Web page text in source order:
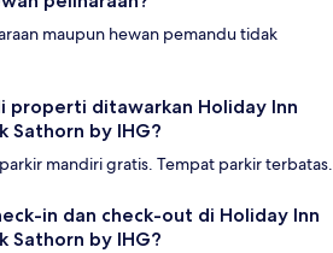
maupun hewan pemandu tidak
properti ditawarkan Holiday Inn
Sathorn by IHG?
mandiri gratis. Tempat parkir terbatas.
in dan check-out di Holiday Inn
Sathorn by IHG?